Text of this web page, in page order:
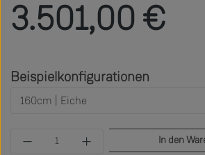
3.501,00 €
Beispielkonfigurationen
Produkt Anzahl: Gib denIn den